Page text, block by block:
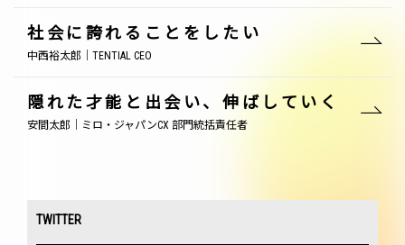
社会に誇れることをしたい
中西裕太郎｜TENTIAL CEO
隠れた才能と出会い、伸ばしていく
安間太郎｜ミロ・ジャパンCX 部門統括責任者
TWITTER